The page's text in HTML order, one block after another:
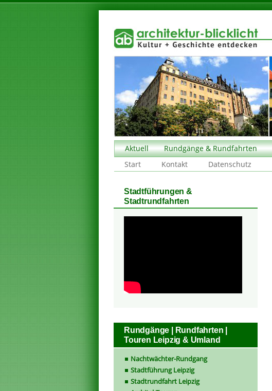
Aktuell Rundgänge & Rundfahrten
Start
Kontakt Datenschutz
Stadtführungen &
Stadtrundfahrten
Rundgänge | Rundfahrten |
Touren Leipzig & Umland
Nachtwächter-Rundgang
Stadtführung Leipzig
Stadtrundfahrt Leipzig